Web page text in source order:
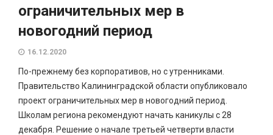
ограничительных мер в
новогодний период
16.12.2020
По-прежнему без корпоративов, но с утренниками.
Правительство Калининградской области опубликовало
проект ограничительных мер в новогодний период.
Школам региона рекомендуют начать каникулы с 28
декабря. Решение о начале третьей четверти власти